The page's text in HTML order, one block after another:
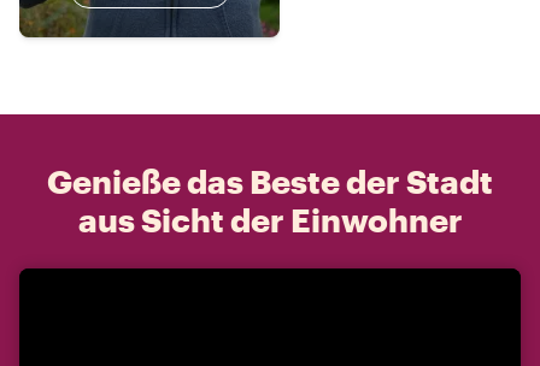
Genieße das Beste der Stadt
aus Sicht der Einwohner